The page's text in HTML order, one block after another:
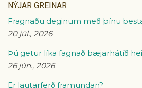
NÝJAR GREINAR
Fragnaðu deginum með þínu
20 júl., 2026
Þú getur líka fagnað bæjarhátíð
26 jún., 2026
Er lautarferð framundan?